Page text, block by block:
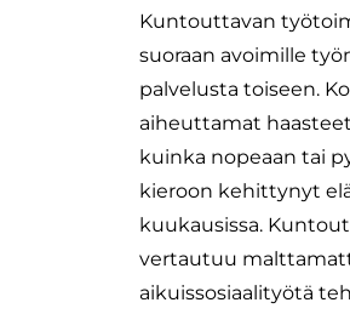
Kuntouttavan
suoraan avoimille
palvelusta toiseen.
aiheuttamat
kuinka nopeaan tai
kieroon kehittynyt
kuukausissa.
vertautuu
aikuissosiaalityötä